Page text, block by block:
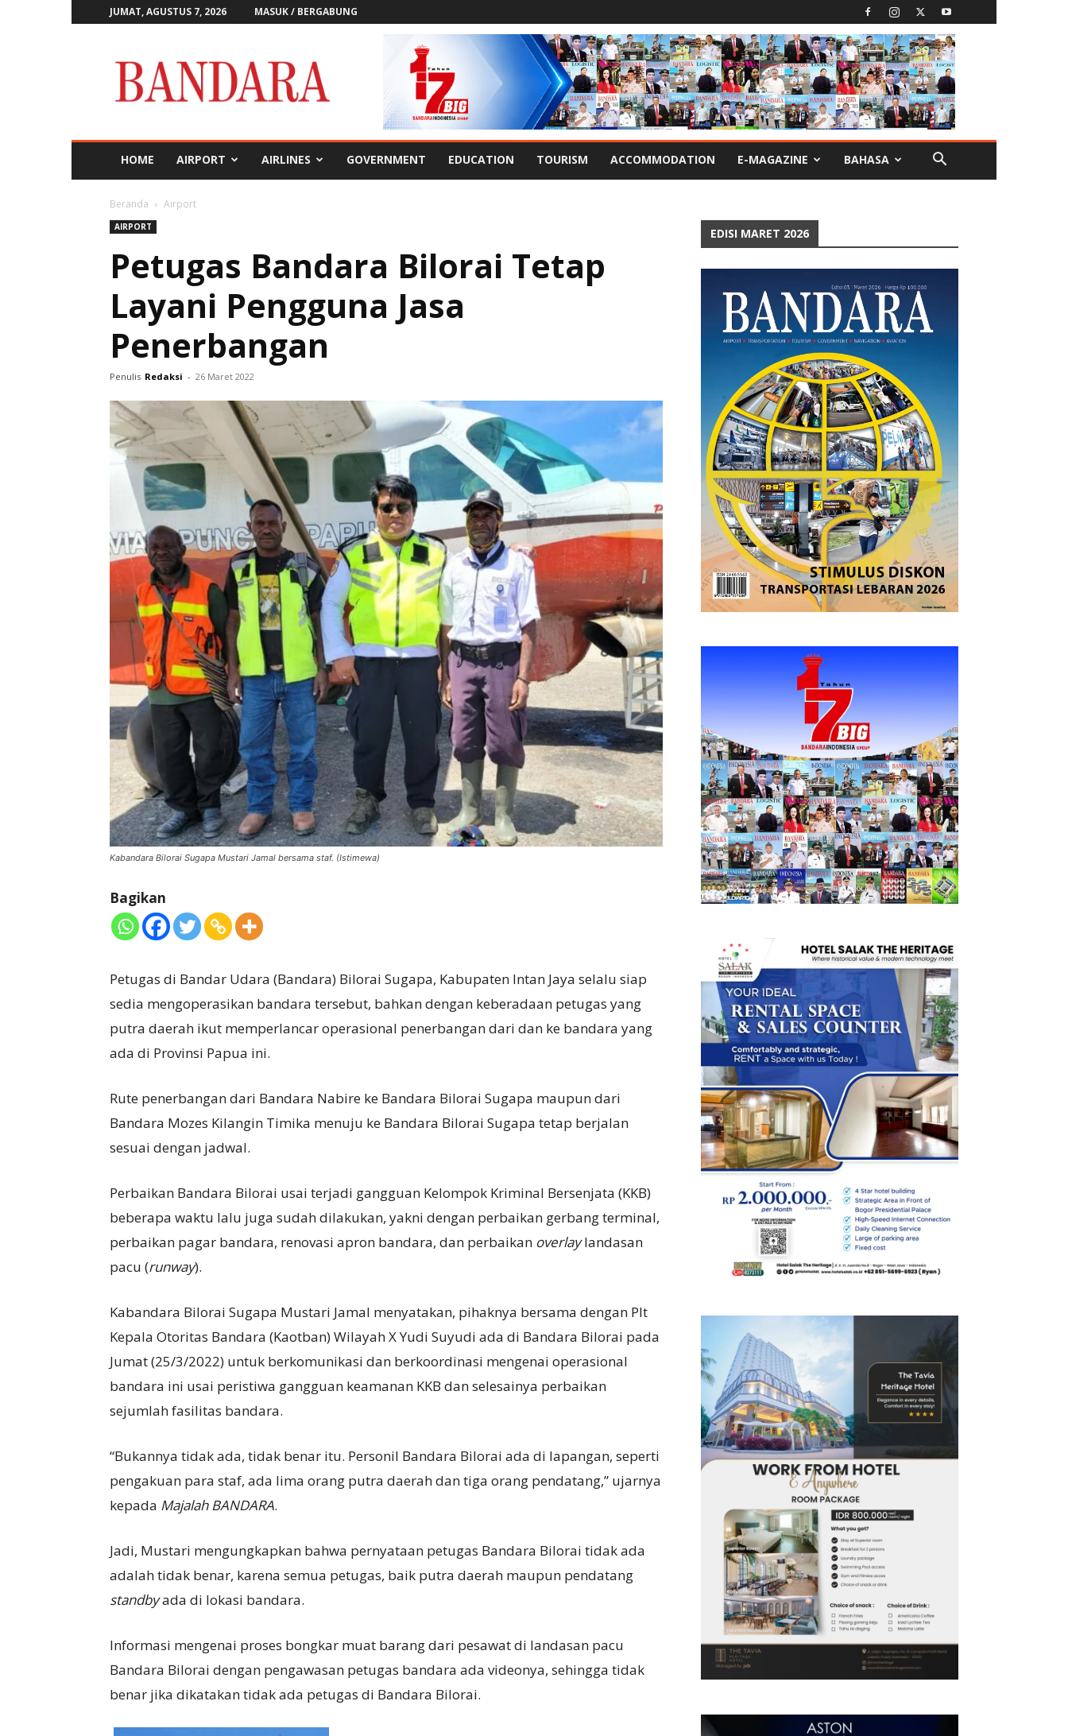
JUMAT, AGUSTUS 7, 2026 MASUK / BERGABUNG
Bandara
HOME AIRPORT AIRLINES GOVERNMENT EDUCATION TOURISM ACCOMMODATION E-MAGAZINE BAHASA
Beranda Airport
AIRPORT
Petugas Bandara Bilorai Tetap
Layani Pengguna Jasa
Penerbangan
Penulis Redaksi - 26 Maret 2022
Kabandara Bilorai Sugapa Mustari Jamal bersama staf. (Istimewa)
Bagikan
Petugas di Bandar Udara (Bandara) Bilorai Sugapa, Kabupaten Intan Jaya selalu siap
sedia mengoperasikan bandara tersebut, bahkan dengan keberadaan petugas yang
putra daerah ikut memperlancar operasional penerbangan dari dan ke bandara yang
ada di Provinsi Papua ini.
Rute penerbangan dari Bandara Nabire ke Bandara Bilorai Sugapa maupun dari
Bandara Mozes Kilangin Timika menuju ke Bandara Bilorai Sugapa tetap berjalan
sesuai dengan jadwal.
Perbaikan Bandara Bilorai usai terjadi gangguan Kelompok Kriminal Bersenjata (KKB)
beberapa waktu lalu juga sudah dilakukan, yakni dengan perbaikan gerbang terminal,
perbaikan pagar bandara, renovasi apron bandara, dan perbaikan overlaylandasan
pacu (runway).
Kabandara Bilorai Sugapa Mustari Jamal menyatakan, pihaknya bersama dengan Plt
Kepala Otoritas Bandara (Kaotban) Wilayah X Yudi Suyudi ada di Bandara Bilorai pada
Jumat (25/3/2022) untuk berkomunikasi dan berkoordinasi mengenai operasional
bandara ini usai peristiwa gangguan keamanan KKB dan selesainya perbaikan
sejumlah fasilitas bandara.
“Bukannya tidak ada, tidak benar itu. Personil Bandara Bilorai ada di lapangan, seperti
pengakuan para staf, ada lima orang putra daerah dan tiga orang pendatang,” ujarnya
kepada Majalah BANDARA.
Jadi, Mustari mengungkapkan bahwa pernyataan petugas Bandara Bilorai tidak ada
adalah tidak benar, karena semua petugas, baik putra daerah maupun pendatang
standbyada di lokasi bandara.
Informasi mengenai proses bongkar muat barang dari pesawat di landasan pacu
Bandara Bilorai dengan pengawasan petugas bandara ada videonya, sehingga tidak
benar jika dikatakan tidak ada petugas di Bandara Bilorai.
EDISI MARET 2026